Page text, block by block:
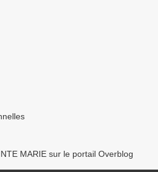
MARIE sur le portail Overblog